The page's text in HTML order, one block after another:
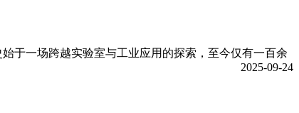
于一场跨越实验室与工业应用的探索，至今仅有一百余
2025-09-24